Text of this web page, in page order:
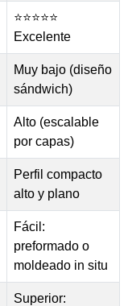
⭐⭐⭐⭐⭐
Excelente
Muy bajo (diseño
sándwich)
Alto (escalable
por capas)
Perfil compacto
alto y plano
Fácil:
preformado o
moldeado in situ
Superior: